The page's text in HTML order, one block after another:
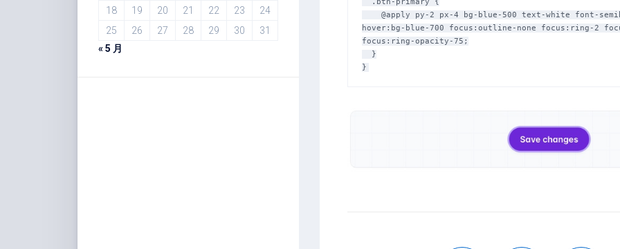
18
19 20 21 22 23
24
25
26 27 28 29 30
31
« 5 月
hover:bg-blue-700 focus:outline-none focus:ring-2
focus:ring-opacity-75;